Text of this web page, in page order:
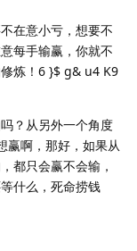
在意小亏，想要不
每手输赢，你就不
炼！6 }$ g& u4 K9
？从另外一个角度
赢啊，那好，如果从
都只会赢不会输，
什么，死命捞钱